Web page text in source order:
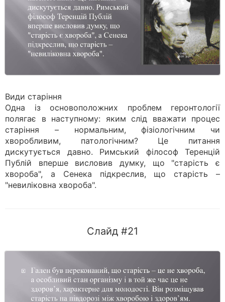
Види старіння
Одна із основоположних проблем геронтології
полягає в наступному: яким слід вважати процес
старіння – нормальним, фізіологічним чи
хворобливим, патологічним? Це питання
дискутується давно. Римський філософ Теренцій
Публій вперше висловив думку, що "старість є
хвороба", а Сенека підкреслив, що старість –
"невиліковна хвороба".
Слайд #21